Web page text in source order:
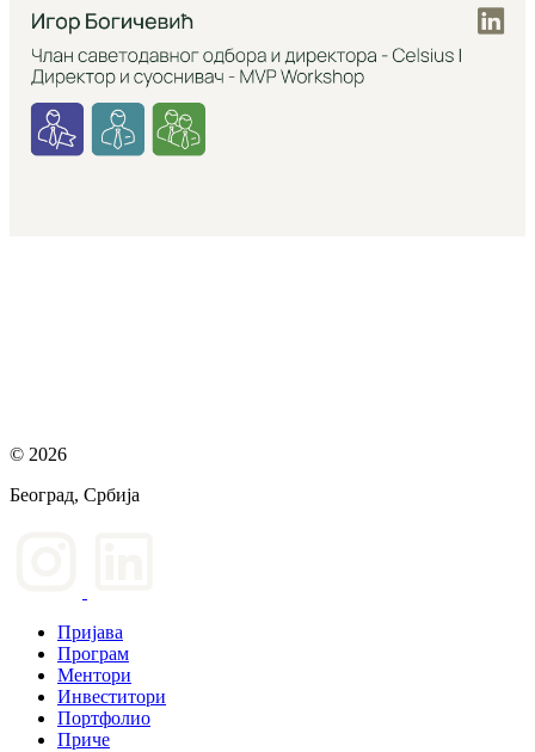
© 2026
Београд, Србија
Пријава
Програм
Ментори
Инвеститори
Портфолио
Приче